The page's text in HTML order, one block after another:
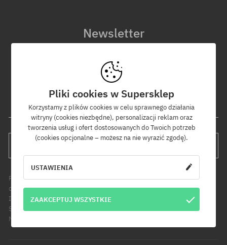
Newsletter
nowościach i promocjach!
Dodatkowo otrzymasz kod rabatowy -5% na całe zamówienie!
Twój adres e-mail
Podanie adresu e-mail jest jednoznaczne z wyrażeniem zgody na
otrzymywanie informacji handlowych pod wskazany adres e-mail.
Informujemy, że administratorem Twoich danych osobowych jest Cool
Sport Distribution sp. z o.o. z siedzibą przy ul. Handlowców 2 w
Modlniczce. Dowiedz się więcej o przetwarzaniu Twoich danych.
Pliki cookies w Supersklep
Korzystamy z plików cookies w celu sprawnego działania
witryny (cookies niezbędne), personalizacji reklam oraz
tworzenia usług i ofert dostosowanych do Twoich potrzeb
(cookies opcjonalne – możesz na nie wyrazić zgodę).
USTAWIENIA
ZAAKCEPTUJ WSZYSTKIE